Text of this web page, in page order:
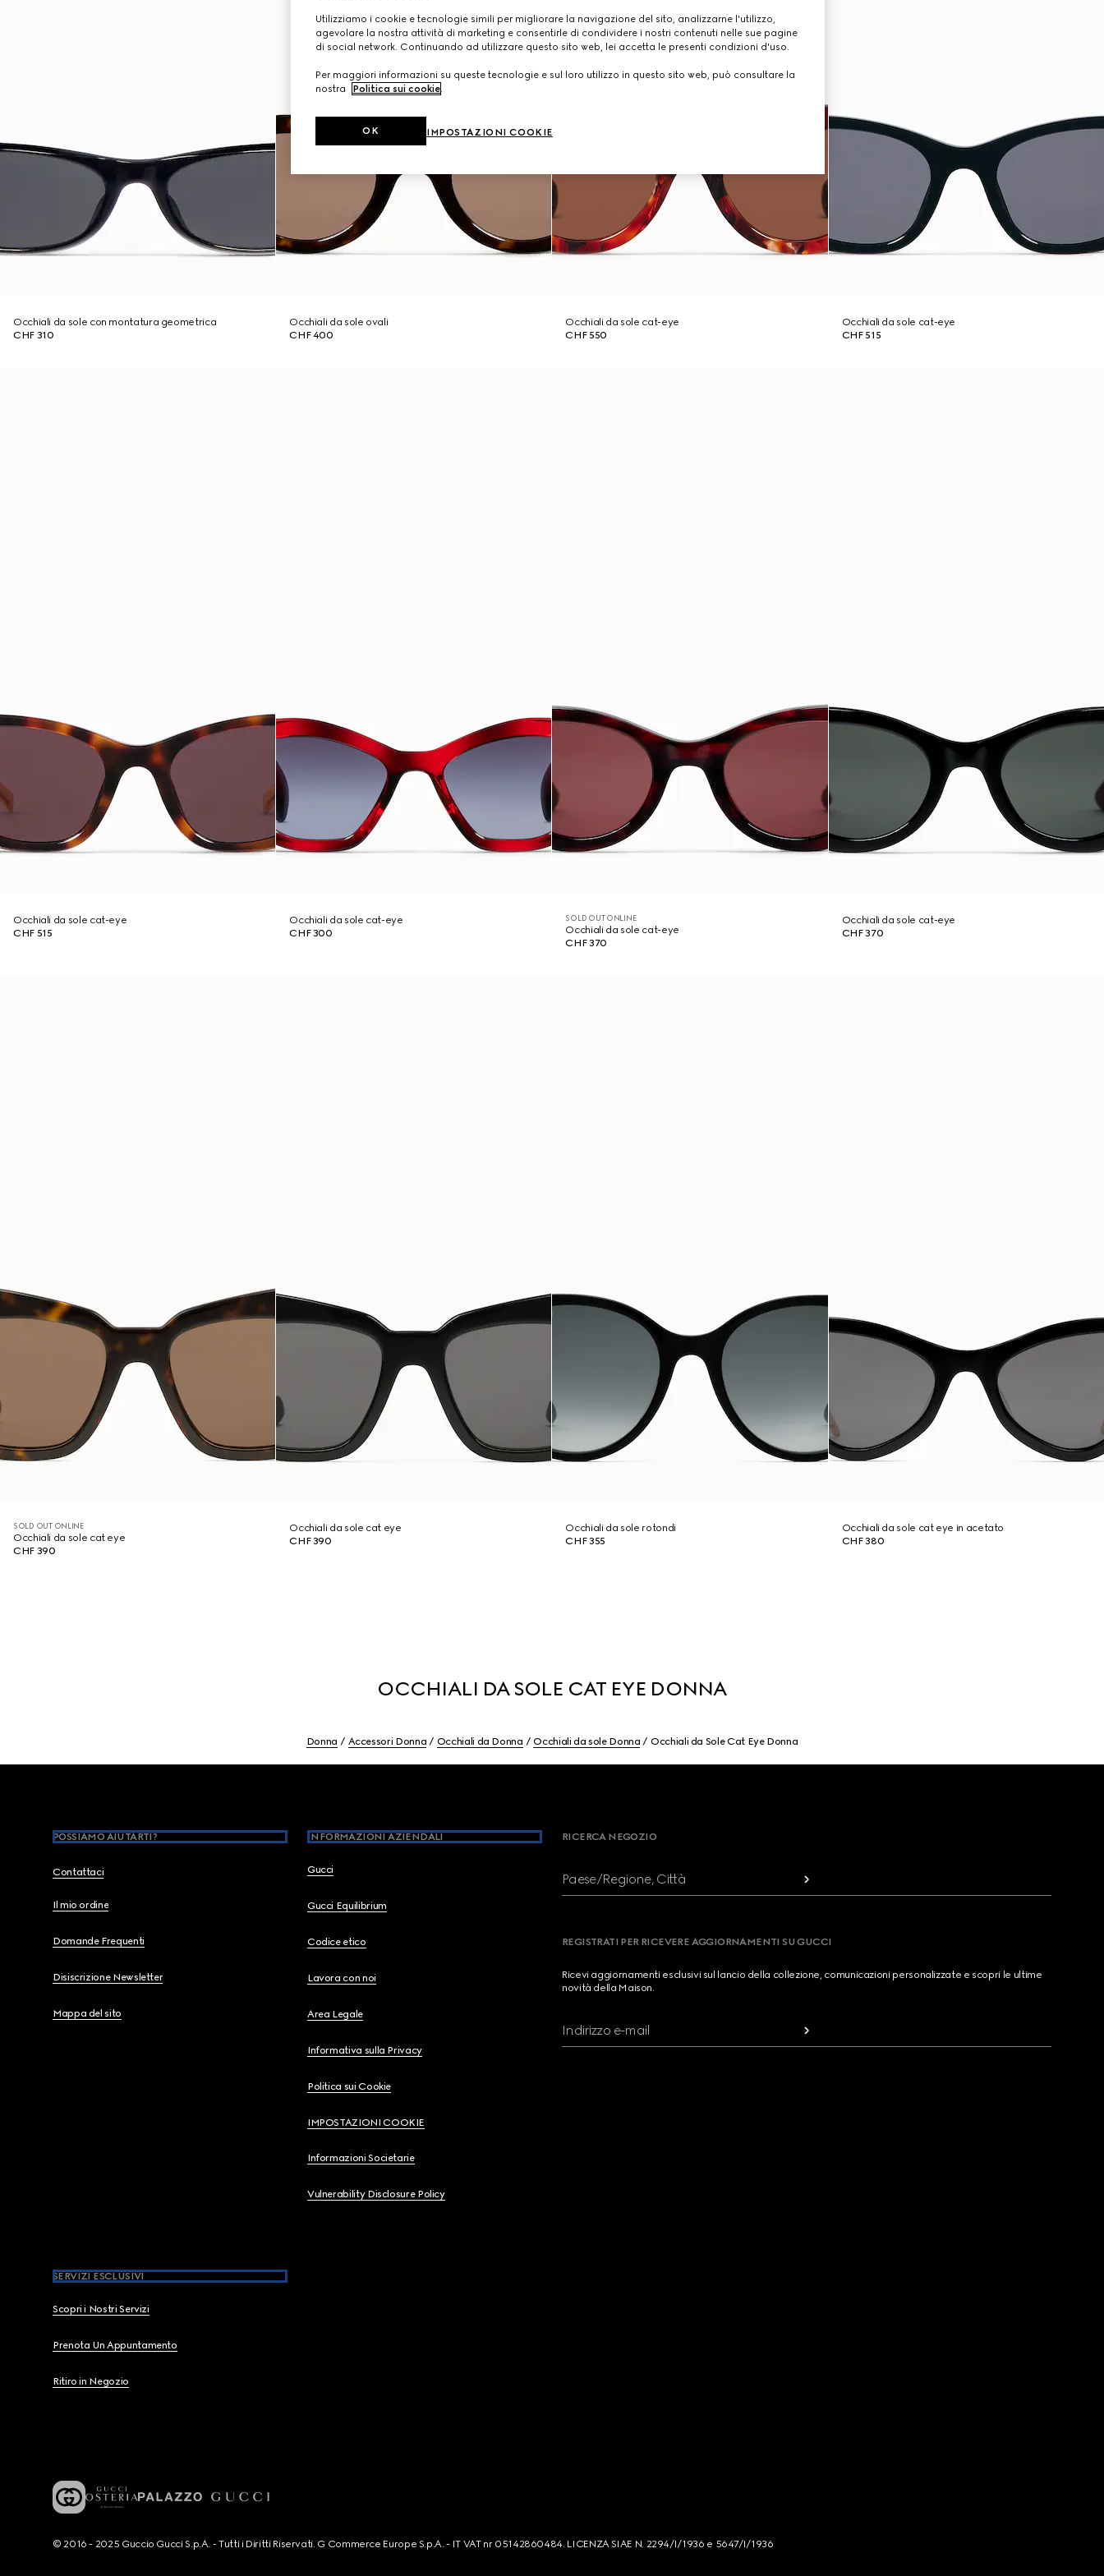
Occhiali da sole con montatura geometrica
CHF 310
Occhiali da sole ovali
CHF 400
Occhiali da sole cat-eye
CHF 550
Occhiali da sole cat-eye
CHF 515
Occhiali da sole cat-eye
CHF 515
Occhiali da sole cat-eye
CHF 300
SOLD OUT ONLINE
Occhiali da sole cat-eye
CHF 370
Occhiali da sole cat-eye
CHF 370
SOLD OUT ONLINE
Occhiali da sole cat eye
CHF 390
Occhiali da sole cat eye
CHF 390
Occhiali da sole rotondi
CHF 355
Occhiali da sole cat eye in acetato
CHF 380
OCCHIALI DA SOLE CAT EYE DONNA
Donna Accessori Donna Occhiali da Donna Occhiali da sole Donna Occhiali da Sole Cat Eye Donna
POSSIAMO AIUTARTI?
Contattaci
Il mio ordine
Domande Frequenti
Disiscrizione Newsletter
Mappa del sito
INFORMAZIONI AZIENDALI
Gucci
Gucci Equilibrium
Codice etico
Lavora con noi
Area Legale
Informativa sulla Privacy
Politica sui Cookie
IMPOSTAZIONI COOKIE
Informazioni Societarie
Vulnerability Disclosure Policy
SERVIZI ESCLUSIVI
Scopri i Nostri Servizi
Prenota Un Appuntamento
Ritiro in Negozio
RICERCA NEGOZIO
Paese/Regione, Città
REGISTRATI PER RICEVERE AGGIORNAMENTI SU GUCCI
Ricevi aggiornamenti esclusivi sul lancio della collezione, comunicazioni personalizzate e scopri le ultime
novità della Maison.
Indirizzo e-mail
© 2016 - 2025 Guccio Gucci S.p.A. - Tutti i Diritti Riservati. G Commerce Europe S.p.A. - IT VAT nr 05142860484. LICENZA SIAE N. 2294/I/1936 e 5647/I/1936
Utilizziamo i cookie e tecnologie simili per migliorare la navigazione del sito, analizzarne l'utilizzo,
agevolare la nostra attività di marketing e consentirle di condividere i nostri contenuti nelle sue pagine
di social network. Continuando ad utilizzare questo sito web, lei accetta le presenti condizioni d'uso.
Per maggiori informazioni su queste tecnologie e sul loro utilizzo in questo sito web, può consultare la
nostra
Politica sui cookie.
IMPOSTAZIONI COOKIE
OK